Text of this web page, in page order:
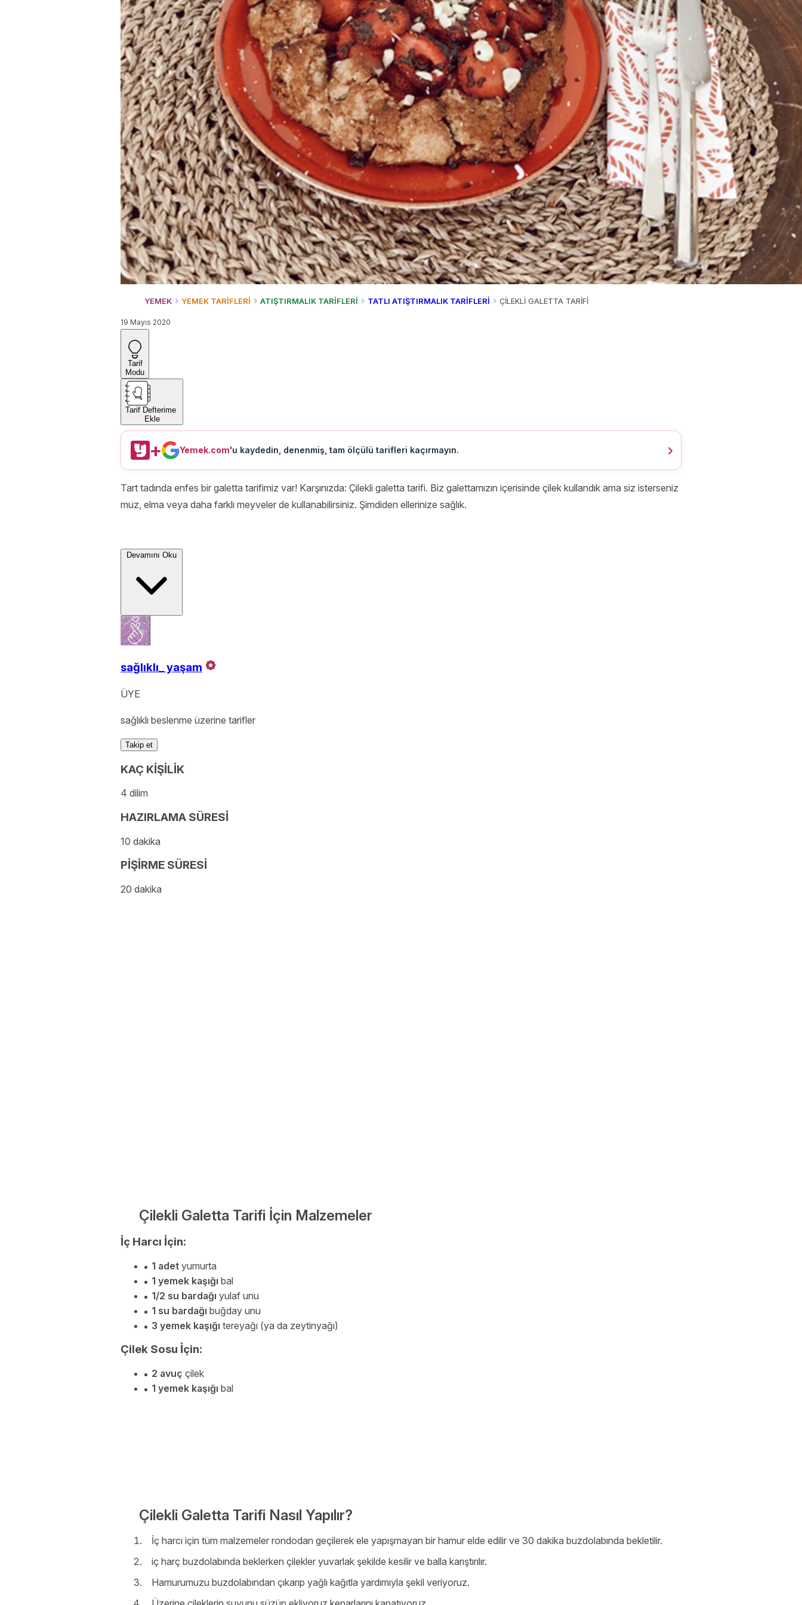
YEMEK YEMEK TARİFLERİ ATIŞTIRMALIK TARİFLERİ TATLI ATIŞTIRMALIK TARİFLERİ ÇİLEKLİ GALETTA TARİFİ
19 Mayıs 2020
Tarif
Modu
Tarif Defterime
Ekle
+ Yemek.com'u kaydedin, denenmiş, tam ölçülü tarifleri kaçırmayın.
Tart tadında enfes bir galetta tarifimiz var! Karşınızda: Çilekli galetta tarifi. Biz galettamızın içerisinde çilek kullandık ama siz isterseniz
muz, elma veya daha farklı meyveler de kullanabilirsiniz. Şimdiden ellerinize sağlık.
Devamını Oku
sağlıklı_ yaşam
ÜYE
sağlıklı beslenme üzerine tarifler
Takip et
KAÇ KİŞİLİK
4 dilim
HAZIRLAMA SÜRESİ
10 dakika
PİŞİRME SÜRESİ
20 dakika
Çilekli Galetta Tarifi İçin Malzemeler
İç Harcı İçin:
1 adet yumurta
1 yemek kaşığı bal
1/2 su bardağı yulaf unu
1 su bardağı buğday unu
3 yemek kaşığı tereyağı (ya da zeytinyağı)
Çilek Sosu İçin:
2 avuç çilek
1 yemek kaşığı bal
Çilekli Galetta Tarifi Nasıl Yapılır?
İç harcı için tüm malzemeler rondodan geçilerek ele yapışmayan bir hamur elde edilir ve 30 dakika buzdolabında bekletilir.
iç harç buzdolabında beklerken çilekler yuvarlak şekilde kesilir ve balla karıştırılır.
Hamurumuzu buzdolabından çıkarıp yağlı kağıtla yardımıyla şekil veriyoruz.